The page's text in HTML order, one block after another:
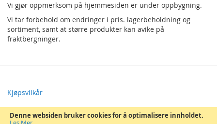
Denne websiden bruker cookies for å optimalisere innholdet.
Vi gjør oppmerksom på hjemmesiden er under oppbygning.
Vi tar forbehold om endringer i pris. lagerbeholdning og
sortiment, samt at større produkter kan avike på
fraktbergninger.
Kjøpsvilkår
Om Oss